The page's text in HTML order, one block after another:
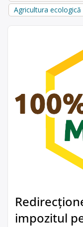
Agricultura ecologică
impozitul